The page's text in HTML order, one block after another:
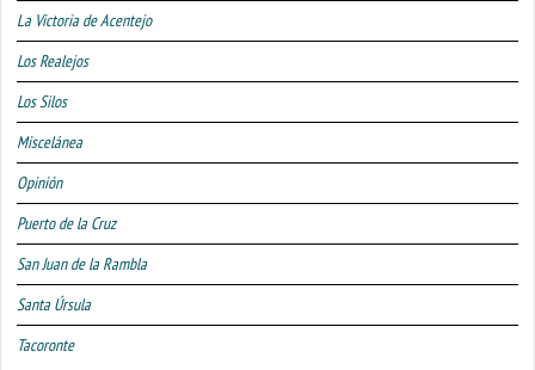
La Victoria de Acentejo
Los Realejos
Los Silos
Miscelánea
Opinión
Puerto de la Cruz
San Juan de la Rambla
Santa Úrsula
Tacoronte